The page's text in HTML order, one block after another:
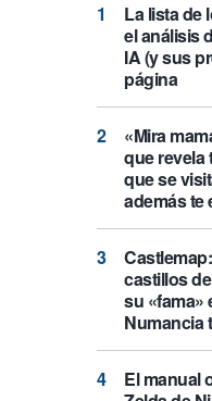
La lista de
el análisis
IA (y sus
página
«Mira
que revela
que se
además te
castillos
su «fama»
Numancia
El manual